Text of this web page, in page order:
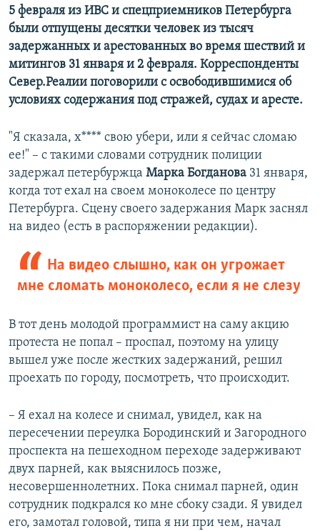
Все сайты РСЕ/РС
5 февраля из ИВС и спецприемников Петербурга
были отпущены десятки человек из тысяч
задержанных и арестованных во время шествий и
митингов 31 января и 2 февраля. Корреспонденты
Север.Реалии поговорили с освободившимися об
условиях содержания под стражей, судах и аресте.
"Я сказала, х**** свою убери, или я сейчас сломаю
ее!" – с такими словами сотрудник полиции
задержал петербуржца Марка Богданова 31 января,
когда тот ехал на своем моноколесе по центру
Петербурга. Сцену своего задержания Марк заснял
на видео (есть в распоряжении редакции).
На видео слышно, как он угрожает
мне сломать моноколесо, если я не слезу
В тот день молодой программист на саму акцию
протеста не попал – проспал, поэтому на улицу
вышел уже после жестких задержаний, решил
проехать по городу, посмотреть, что происходит.
– Я ехал на колесе и снимал, увидел, как на
пересечении переулка Бородинский и Загородного
проспекта на пешеходном переходе задерживают
двух парней, как выяснилось позже,
несовершеннолетних. Пока снимал парней, один
сотрудник подкрался ко мне сбоку сзади. Я увидел
его, замотал головой, типа я ни при чем, начал